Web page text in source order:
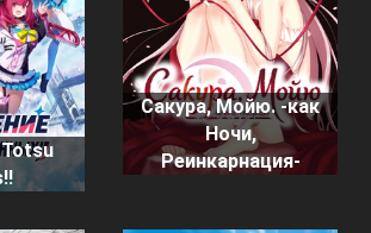
Сакура, Мойю. -как
Ночи,
Реинкарнация-